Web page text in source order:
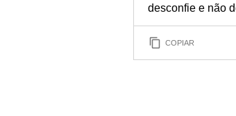
desconfie e não
COPIAR